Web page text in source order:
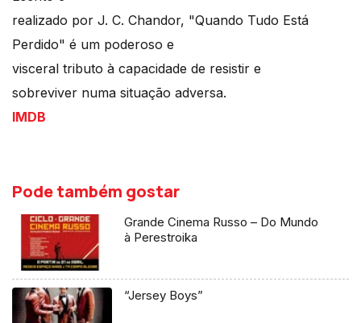
realizado por J. C. Chandor, "Quando Tudo Está
Perdido" é um poderoso e
visceral tributo à capacidade de resistir e
sobreviver numa situação adversa.
IMDB
Pode também gostar
Grande Cinema Russo – Do Mundo
à Perestroika
“Jersey Boys”